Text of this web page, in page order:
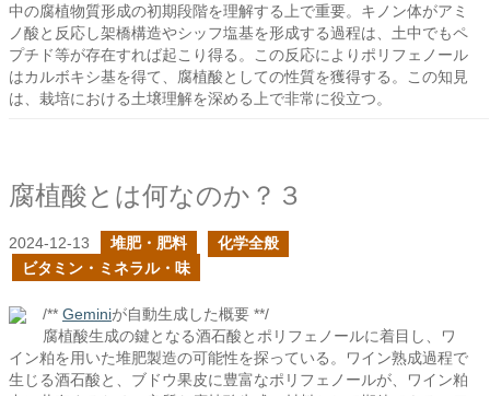
中の腐植物質形成の初期段階を理解する上で重要。キノン体がアミ
ノ酸と反応し架橋構造やシッフ塩基を形成する過程は、土中でもペ
プチド等が存在すれば起こり得る。この反応によりポリフェノール
はカルボキシ基を得て、腐植酸としての性質を獲得する。この知見
は、栽培における土壌理解を深める上で非常に役立つ。
腐植酸とは何なのか？３
2024-12-13 堆肥・肥料
化学全般
ビタミン・ミネラル・味
/** Geminiが自動生成した概要 **/
腐植酸生成の鍵となる酒石酸とポリフェノールに着目し、ワ
イン粕を用いた堆肥製造の可能性を探っている。ワイン熟成過程で
生じる酒石酸と、ブドウ果皮に豊富なポリフェノールが、ワイン粕